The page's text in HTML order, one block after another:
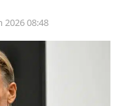
2026 08:48